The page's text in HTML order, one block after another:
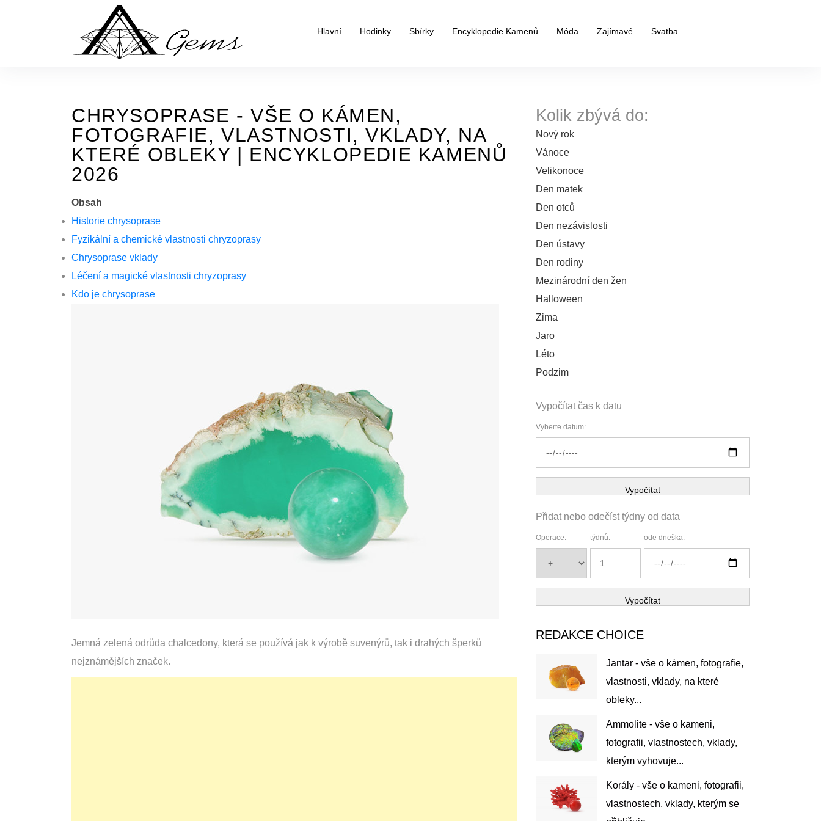
Hlavní Hodinky Sbírky Encyklopedie Kamenů Móda Zajímavé Svatba
CHRYSOPRASE - VŠE O KÁMEN,
FOTOGRAFIE, VLASTNOSTI, VKLADY, NA
KTERÉ OBLEKY | ENCYKLOPEDIE KAMENŮ
2026
Obsah
Historie chrysoprase
Fyzikální a chemické vlastnosti chryzoprasy
Chrysoprase vklady
Léčení a magické vlastnosti chryzoprasy
Kdo je chrysoprase
Jemná zelená odrůda chalcedony, která se používá jak k výrobě suvenýrů, tak i drahých šperků
nejznámějších značek.
Kolik zbývá do:
Nový rok
Vánoce
Velikonoce
Den matek
Den otců
Den nezávislosti
Den ústavy
Den rodiny
Mezinárodní den žen
Halloween
Zima
Jaro
Léto
Podzim
Vypočítat čas k datu
Vyberte datum:
Vypočítat
Přidat nebo odečíst týdny od data
Operace: týdnů: ode dneška:
Vypočítat
REDAKCE CHOICE
Jantar - vše o kámen, fotografie,
vlastnosti, vklady, na které
obleky...
Ammolite - vše o kameni,
fotografii, vlastnostech, vklady,
kterým vyhovuje...
Korály - vše o kameni, fotografii,
vlastnostech, vklady, kterým se